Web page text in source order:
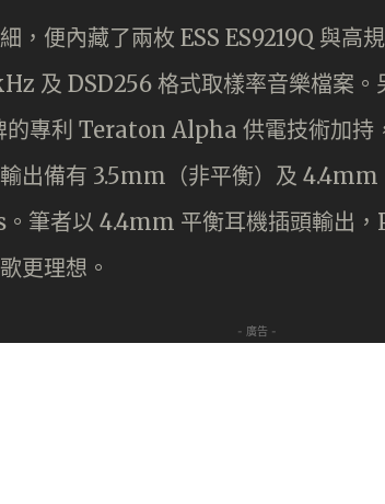
，便內藏了兩枚 ESS ES9219Q 與高
及 DSD256 格式取樣率音樂檔案。
專利 Teraton Alpha 供電技術加持
出備有 3.5mm（非平衡）及
筆者以 4.4mm 平衡耳機插頭輸出，
更理想。
- 廣告 -